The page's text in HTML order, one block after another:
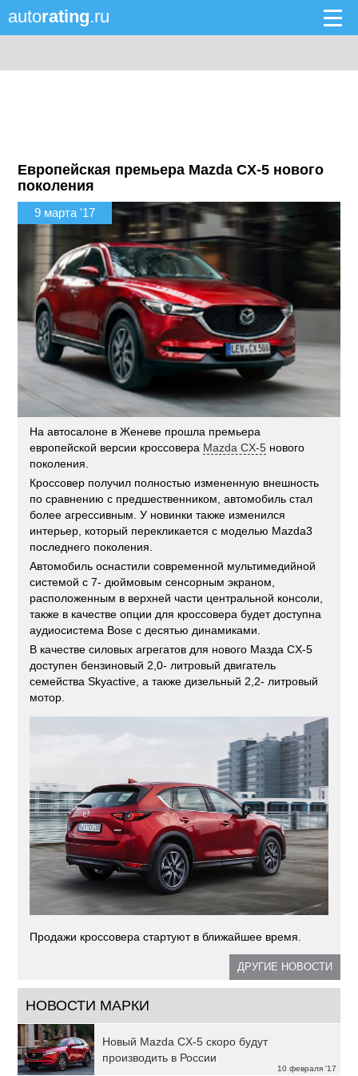
autorating.ru
Европейская премьера Mazda CX-5 нового
поколения
9 марта '17
На автосалоне в Женеве прошла премьера
европейской версии кроссовера Mazda CX-5 нового
поколения.
Кроссовер получил полностью измененную внешность
по сравнению с предшественником, автомобиль стал
более агрессивным. У новинки также изменился
интерьер, который перекликается с моделью Mazda3
последнего поколения.
Автомобиль оснастили современной мультимедийной
системой с 7- дюймовым сенсорным экраном,
расположенным в верхней части центральной консоли,
также в качестве опции для кроссовера будет доступна
аудиосистема Bose с десятью динамиками.
В качестве силовых агрегатов для нового Мазда CX-5
доступен бензиновый 2,0- литровый двигатель
семейства Skyactive, а также дизельный 2,2- литровый
мотор.
Продажи кроссовера стартуют в ближайшее время.
ДРУГИЕ НОВОСТИ
НОВОСТИ МАРКИ
10 февраля '17
Новый Mazda CX-5 скоро будут
производить в России